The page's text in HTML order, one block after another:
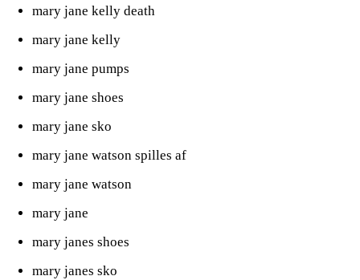
mary jane kelly death
mary jane kelly
mary jane pumps
mary jane shoes
mary jane sko
mary jane watson spilles af
mary jane watson
mary jane
mary janes shoes
mary janes sko